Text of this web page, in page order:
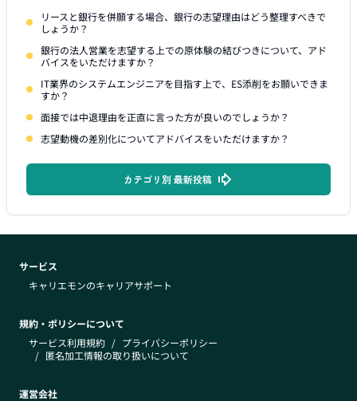
リースと銀行を併願する場合、銀行の志望理由はどう整理すべきで
しょうか？
銀行の法人営業を志望する上での原体験の結びつきについて、アド
バイスをいただけますか？
IT業界のシステムエンジニアを目指す上で、ES添削をお願いできま
すか？
面接では中退理由を正直に言った方が良いのでしょうか？
志望動機の差別化についてアドバイスをいただけますか？
カテゴリ別 最新投稿
サービス
キャリエモンのキャリアサポート
規約・ポリシーについて
サービス利用規約 / プライバシーポリシー
/ 匿名加工情報の取り扱いについて
運営会社